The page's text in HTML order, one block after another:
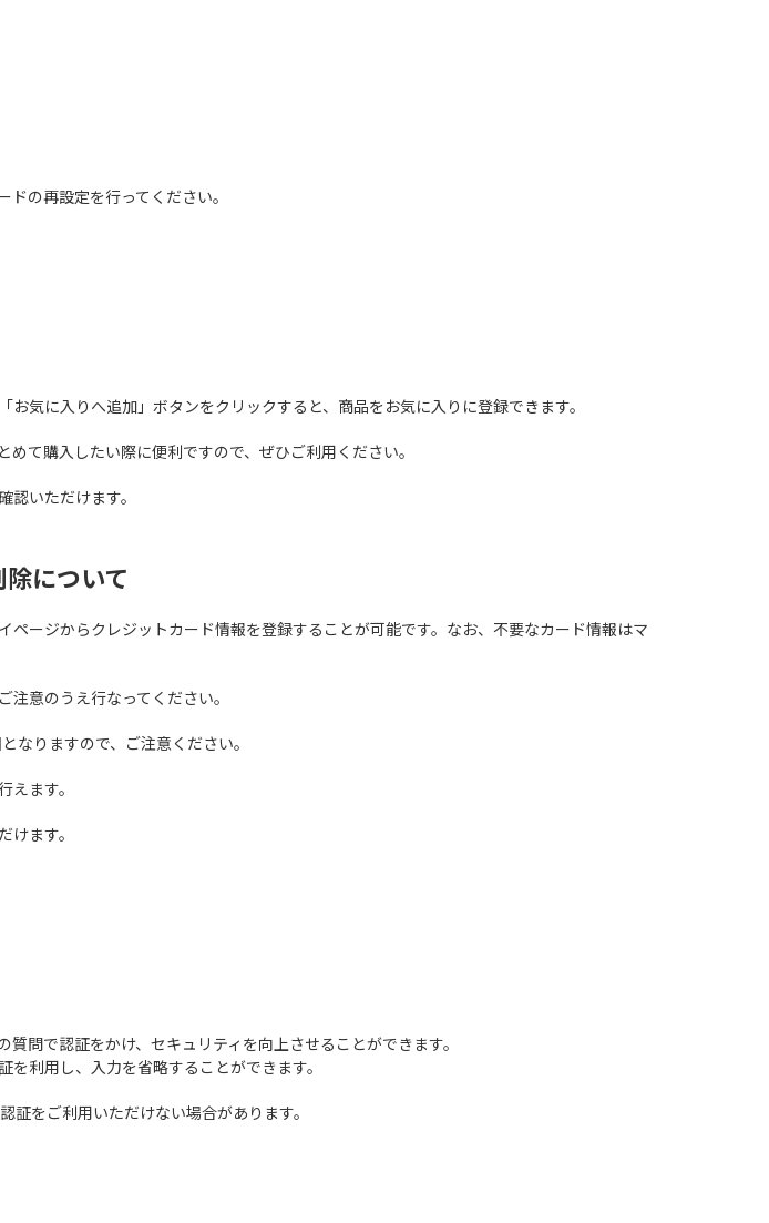
の再設定を行ってください。
気に入りへ追加」ボタンをクリックすると、商品をお気に入りに登録できます。
て購入したい際に便利ですので、ぜひご利用ください。
いただけます。
について
ページからクレジットカード情報を登録することが可能です。なお、不要なカード情報はマ
意のうえ行なってください。
なりますので、ご注意ください。
ます。
ます。
問で認証をかけ、セキュリティを向上させることができます。
利用し、入力を省略することができます。
をご利用いただけない場合があります。